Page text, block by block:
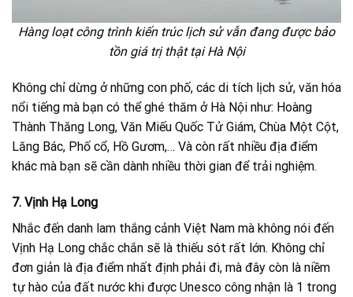
Hàng loạt công trình kiến trúc lịch sử vẫn đang được bảo
tồn giá trị thật tại Hà Nội
Không chỉ dừng ở những con phố, các di tích lịch sử, văn hóa
nổi tiếng mà bạn có thể ghé thăm ở Hà Nội như: Hoàng
Thành Thăng Long, Văn Miếu Quốc Tử Giám, Chùa Một Cột,
Lăng Bác, Phố cổ, Hồ Gươm,… Và còn rất nhiều địa điểm
khác mà bạn sẽ cần dành nhiều thời gian để trải nghiệm.
7. Vịnh Hạ Long
Nhắc đến danh lam thắng cảnh Việt Nam mà không nói đến
Vịnh Hạ Long chắc chắn sẽ là thiếu sót rất lớn. Không chỉ
đơn giản là địa điểm nhất định phải đi, mà đây còn là niềm
tự hào của đất nước khi được Unesco công nhận là 1 trong